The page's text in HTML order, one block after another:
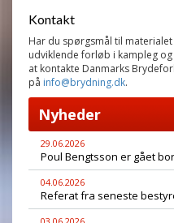
Kontakt
Har du spørgsmål til
udviklende forløb i kampleg
at kontakte Danmarks
på info@brydning.dk.
Nyheder
29.06.2026
Poul Bengtsson er gået
04.06.2026
Referat fra seneste